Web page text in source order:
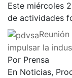
Este miércoles
de actividades
impulsar la
Por Prensa
En Noticias,